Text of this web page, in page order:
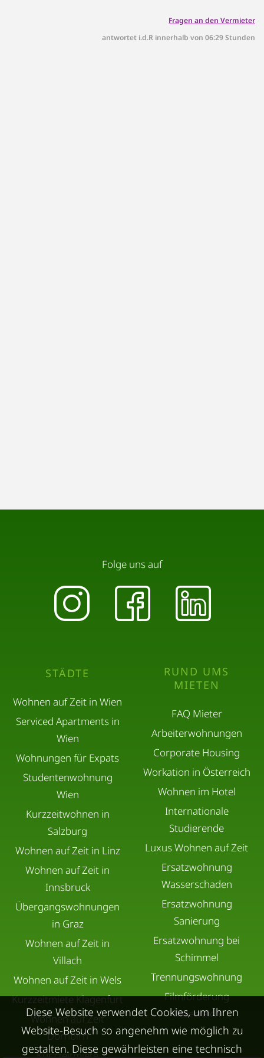
Fragen an den Vermieter
antwortet i.d.R innerhalb von 06:29 Stunden
STÄDTE
Wohnen auf Zeit in Wien
Serviced Apartments in
Wien
Wohnungen für Expats
Studentenwohnung
Wien
Kurzzeitwohnen in
Salzburg
Wohnen auf Zeit in Linz
Wohnen auf Zeit in
Innsbruck
Übergangswohnungen
in Graz
Wohnen auf Zeit in
Villach
Wohnen auf Zeit in Wels
Kurzzeitmiete Klagenfurt
Wohnen auf Zeit
Dornbirn
RUND UMS
MIETEN
FAQ Mieter
Arbeiterwohnungen
Corporate Housing
Workation in Österreich
Wohnen im Hotel
Internationale
Studierende
Luxus Wohnen auf Zeit
Ersatzwohnung
Wasserschaden
Ersatzwohnung
Sanierung
Ersatzwohnung bei
Schimmel
Trennungswohnung
Filmförderung
Österreich
Folge uns auf
Diese Website verwendet Cookies, um Ihren
Website-Besuch so angenehm wie möglich zu
gestalten. Diese gewährleisten eine technisch